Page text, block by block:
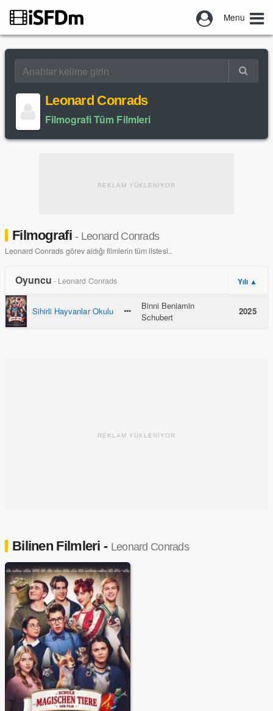
Menu
Leonard Conrads
Filmografi Tüm Filmleri
REKLAM YÜKLENİYOR
Filmografi- Leonard Conrads
Leonard Conrads görev aldığı filmlerin tüm listesi..
Oyuncu - Leonard Conrads Yılı ▲
Sihirli Hayvanlar Okulu
Binni Beniamin
Schubert
2025
REKLAM YÜKLENİYOR
Bilinen Filmleri - Leonard Conrads